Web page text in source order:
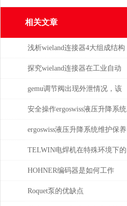
相关文章
浅析wieland连接器4大组成结构
和检验要求
探究wieland连接器在工业自动
化系统中的即插即用与应用优
势
gemu调节阀出现外泄情况，该
如何处理
安全操作ergoswiss液压升降系统
的规程
ergoswiss液压升降系统维护保养
的5大步骤
TELWIN电焊机在特殊环境下的
适用性如何？
HOHNER编码器是如何工作
的，有哪些类型？
Roquet泵的优缺点